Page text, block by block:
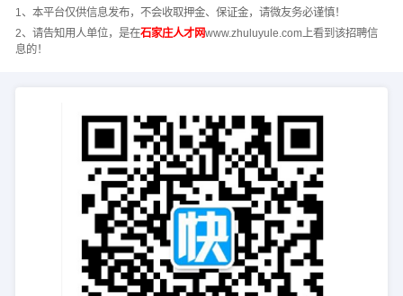
1、本平台仅供信息发布，不会收取押金、保证金，请微友务必谨慎！
2、请告知用人单位，是在石家庄人才网www.zhuluyule.com上看到该招聘信
息的！